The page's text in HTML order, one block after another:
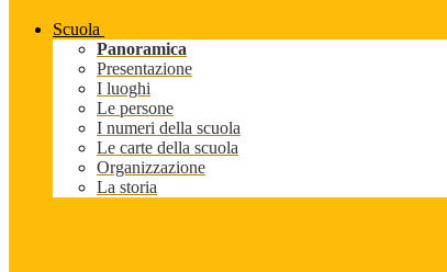
Scuola
Panoramica
Presentazione
I luoghi
Le persone
I numeri della scuola
Le carte della scuola
Organizzazione
La storia